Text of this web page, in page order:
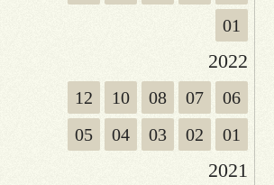
01
2022
12 10 08 07
06
05
04 03 02 01
2021